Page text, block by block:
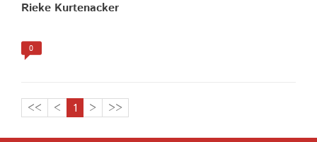
Rieke Kurtenacker
0
<< < 1 > >>